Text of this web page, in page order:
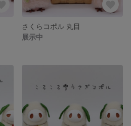
さくらコポル 丸目
展示中